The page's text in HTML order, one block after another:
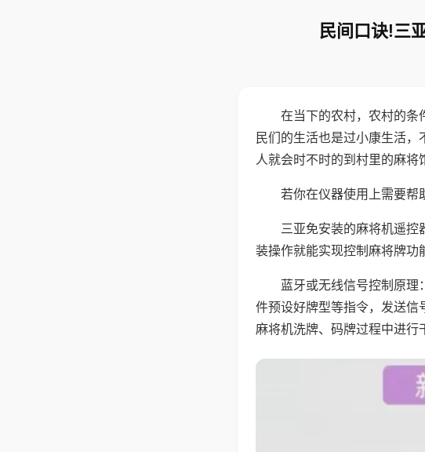
民间口诀!三
在当下的农村，农村的条
民们的生活也是过小康生活
人就会时不时的到村里的麻将
若你在仪器使用上需要帮
三亚免安装的麻将机遥控
装操作就能实现控制麻将牌功
蓝牙或无线信号控制原
件预设好牌型等指令，发送信
麻将机洗牌、码牌过程中进行